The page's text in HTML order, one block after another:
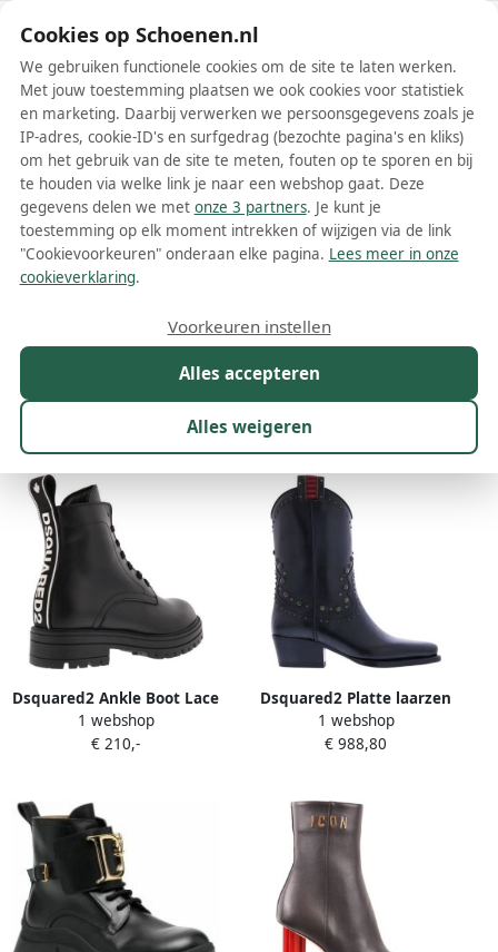
Schoenen.nl
Wis filters Alle filters
Zwarte Dsquared2 dames laarzen
Meer lezen
Kleur 1
29 resultaten:
Dsquared2 Ankle Boot Lace
Up Logo Kids Zwart
1 webshop
€ 210,-
Dsquared2 Platte laarzen
met studs voor dames
1 webshop
€ 988,80
Cookies op Schoenen.nl
We gebruiken functionele cookies om de site te laten werken.
Met jouw toestemming plaatsen we ook cookies voor statistiek
en marketing. Daarbij verwerken we persoonsgegevens zoals je
IP-adres, cookie-ID's en surfgedrag (bezochte pagina's en kliks)
om het gebruik van de site te meten, fouten op te sporen en bij
te houden via welke link je naar een webshop gaat. Deze
gegevens delen we met onze 3 partners. Je kunt je
toestemming op elk moment intrekken of wijzigen via de link
"Cookievoorkeuren" onderaan elke pagina. Lees meer in onze
cookieverklaring.
Alles accepteren
Alles weigeren
Voorkeuren instellen